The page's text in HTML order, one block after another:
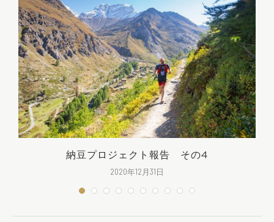
納豆プロジェクト報告 その4
2020年12月31日